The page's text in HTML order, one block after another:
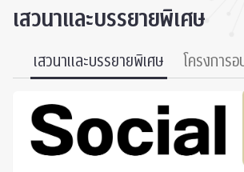
เสวนาและบรรยายพิเศษ
เสวนาและบรรยายพิเศษ โครงการ